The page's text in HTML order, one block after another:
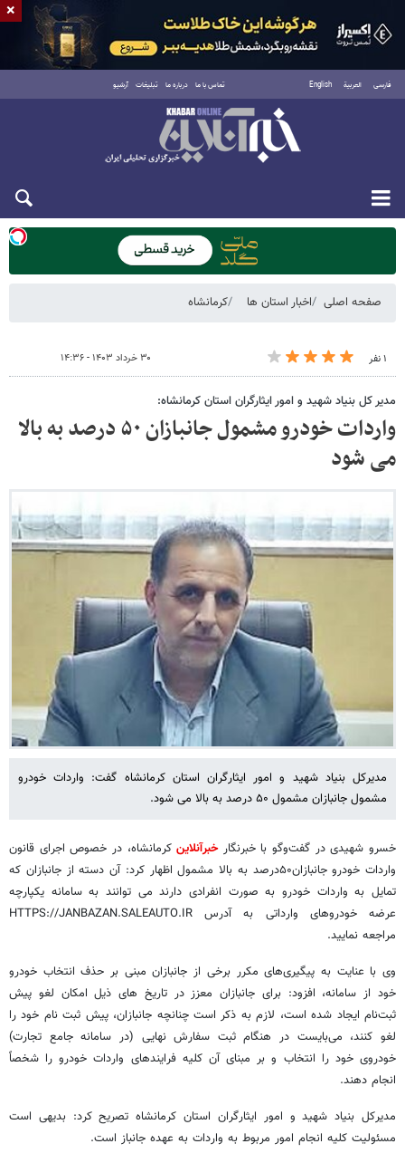
فارسی العربية English تماس با ما درباره ما تبلیغات آرشیو
یکشنبه ۱۸ مرداد ۱۴۰۵
صفحه اصلی اخبار استان ها کرمانشاه
۱ نفر ۳۰ خرداد ۱۴۰۳ - ۱۴:۳۶
مدیر کل بنیاد شهید و امور ایثارگران استان کرمانشاه:
واردات خودرو مشمول جانبازان ۵۰ درصد به بالا
می شود
مدیرکل بنیاد شهید و امور ایثارگران استان کرمانشاه گفت: واردات خودرو
مشمول جانبازان مشمول ۵۰ درصد به بالا می شود.
خسرو شهیدی در گفت‌وگو با خبرنگارخبرآنلاینکرمانشاه، در خصوص اجرای قانون
واردات خودرو جانبازان۵۰درصد به بالا مشمول اظهار کرد: آن دسته از جانبازان که
تمایل به واردات خودرو به صورت انفرادی دارند می توانند به سامانه یکپارچه
عرضه خودروهای وارداتی به آدرس HTTPS://JANBAZAN.SALEAUTO.IR
مراجعه نمایید.
وی با عنایت به پیگیری‌های مکرر برخی از جانبازان مبنی بر حذف انتخاب خودرو
خود از سامانه، افزود: برای جانبازان معزز در تاریخ های ذیل امکان لغو پیش
ثبت‌نام ایجاد شده است، لازم به ذکر است چنانچه جانبازان، پیش ثبت نام خود را
لغو کنند، می‌بایست در هنگام ثبت سفارش نهایی (در سامانه جامع تجارت)
خودروی خود را انتخاب و بر مبنای آن کلیه فرایندهای واردات خودرو را شخصاً
انجام دهند.
مدیرکل بنیاد شهید و امور ایثارگران استان کرمانشاه تصریح کرد: بدیهی است
مسئولیت کلیه انجام امور مربوط به واردات به عهده جانباز است.
×